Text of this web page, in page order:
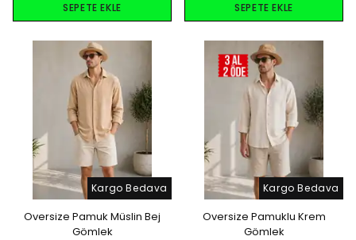
SEPETE EKLE SEPETE EKLE
Kargo Bedava
Oversize Pamuk Müslin Bej
Gömlek
Kargo Bedava
Oversize Pamuklu Krem
Gömlek